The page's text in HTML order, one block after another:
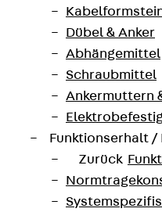
Dübel & Anker
Abhängemittel
Schraubmittel
Ankermuttern
Funktionserhalt
Zurück